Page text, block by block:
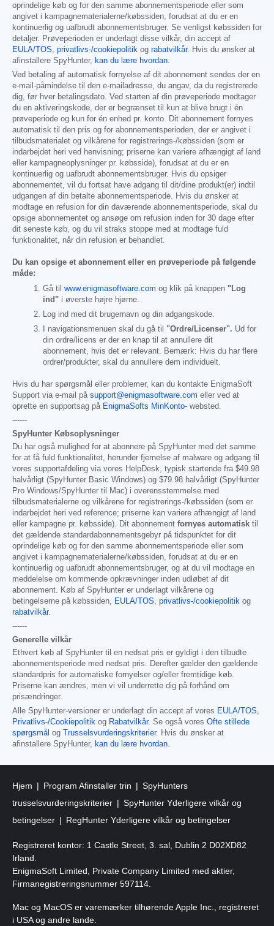
oprindelige køb og for den samme abonnementsperiode eller som
angivet i kampagnematerialerne/købssiden, forudsat at du er en
kontinuerlig og uafbrudt abonnementsbruger. Se venligst købssiden for
detaljer. Prøveperioden er underlagt disse vilkår, din accept af
EULA/TOS, privatlivs-/cookiepolitik og rabatvilkår. Hvis du ønsker at
afinstallere SpyHunter, kan du lære hvordan.
Ved betaling af automatisk fornyelse af dit abonnement sendes der en
e-mail-påmindelse til den e-mailadresse, du angav, da du registrerede
dig, før hver betalingsdato. Ved starten af din prøveperiode modtager
du en aktiveringskode, der er begrænset til kun at blive brugt i én
prøveperiode og kun for én enhed pr. konto. Dit abonnement fornyes
automatisk til den pris og for abonnementsperioden, der er angivet i
tilbudsmaterialet og vilkårene for registrerings-/købssiden (som er
indarbejdet heri ved henvisning; priserne kan variere afhængigt af land
eller kampagneoplysninger pr. købsside), forudsat at du er en
kontinuerlig og uafbrudt abonnementsbruger. Hvis du opsiger
abonnementet, vil du fortsat have adgang til dit/dine produkt(er) indtil
udgangen af din betalte abonnementsperiode. Hvis du ønsker at
modtage en refusion for din daværende abonnementsperiode, skal du
opsige abonnementet og ansøge om refusion inden for 30 dage efter
dit seneste køb, og du vil straks stoppe med at modtage fuld
funktionalitet, når din refusion er behandlet.
Du kan opsige et abonnement eller en prøveperiode på følgende
måde:
Gå til www.enigmasoftware.com og klik på knappen "Log
ind" i øverste højre hjørne.
Log ind med dit brugernavn og din adgangskode.
I navigationsmenuen skal du gå til "Ordre/Licenser". Ud for
din ordre/licens er der en knap til at annullere dit
abonnement, hvis det er relevant. Bemærk: Hvis du har flere
ordrer/produkter, skal du annullere dem individuelt.
Hvis du har spørgsmål eller problemer, kan du kontakte EnigmaSoft
Support via e-mail på support@enigmasoftware.com eller ved at
oprette en supportsag på EnigmaSofts MinKonto- websted.
------
SpyHunter Købsoplysninger
Du har også mulighed for at abonnere på SpyHunter med det samme
for at få fuld funktionalitet, herunder fjernelse af malware og adgang til
vores supportafdeling via vores HelpDesk, typisk startende fra $49.98
halvårligt (SpyHunter Basic Windows) og $79.98 halvårligt (SpyHunter
Pro Windows/SpyHunter til Mac) i overensstemmelse med
tilbudsmaterialerne og vilkårene for registrerings-/købssiden (som er
indarbejdet heri ved reference; priserne kan variere afhængigt af land
eller kampagne pr. købsside). Dit abonnement fornyes automatisk til
det gældende standardabonnementsgebyr på tidspunktet for dit
oprindelige køb og for den samme abonnementsperiode eller som
angivet i kampagnematerialerne/købssiden, forudsat at du er en
kontinuerlig og uafbrudt abonnementsbruger, og at du vil modtage en
meddelelse om kommende opkrævninger inden udløbet af dit
abonnement. Køb af SpyHunter er underlagt vilkårene og
betingelserne på købssiden, EULA/TOS, privatlivs-/cookiepolitik og
rabatvilkår.
------
Generelle vilkår
Ethvert køb af SpyHunter til en nedsat pris er gyldigt i den tilbudte
abonnementsperiode med nedsat pris. Derefter gælder den gældende
standardpris for automatiske fornyelser og/eller fremtidige køb.
Priserne kan ændres, men vi vil underrette dig på forhånd om
prisændringer.
Alle SpyHunter-versioner er underlagt din accept af vores EULA/TOS,
Privatlivs-/Cookiepolitik og Rabatvilkår. Se også vores Ofte stillede
spørgsmål og Trusselsvurderingskriterier. Hvis du ønsker at
afinstallere SpyHunter, kan du lære hvordan.
Hjem Program Afinstaller trin
SpyHunters
trusselsvurderingskriterier
SpyHunter Yderligere vilkår og
betingelser
RegHunter Yderligere vilkår og betingelser
Registreret kontor: 1 Castle Street, 3. sal, Dublin 2 D02XD82
Irland.
EnigmaSoft Limited, Private Company Limited med aktier,
Firmanegistreringsnummer 597114.
Mac og MacOS er varemærker tilhørende Apple Inc., registreret
i USA og andre lande.